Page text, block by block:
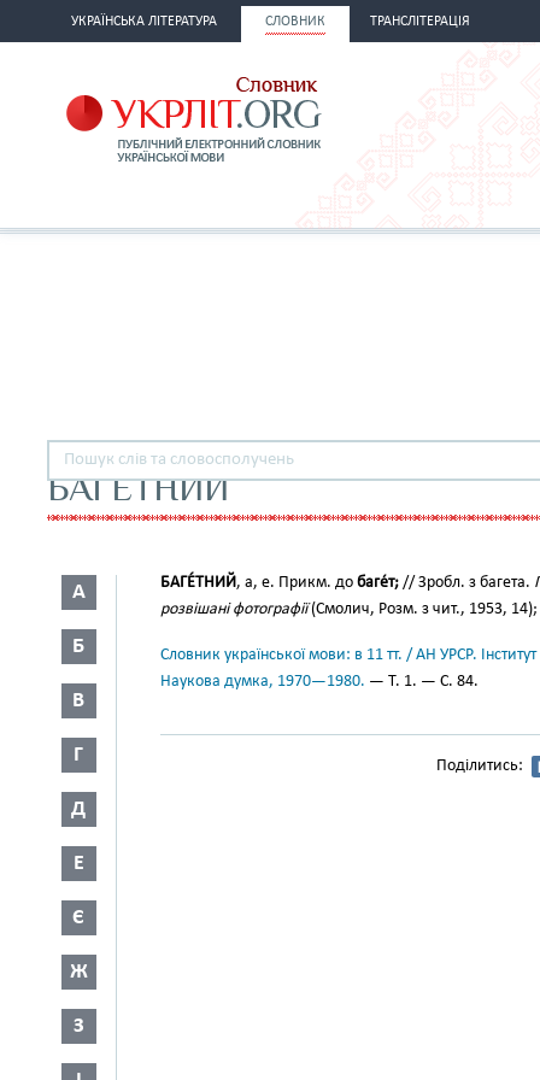
УКРАЇНСЬКА ЛІТЕРАТУРА СЛОВНИК ТРАНСЛІТЕРАЦІЯ
БАГЕТНИЙ
А
Б
В
Г
Д
Е
Є
Ж
З
БАГЕ́ТНИЙ, а, е. Прикм. до баге́т; // Зробл. з багета.
розвішані фотографії(Смолич, Розм. з чит., 1953,
Словник української мови: в 11 тт. / АН УРСР.
Наукова думка, 1970—1980. — Т. 1. — С. 84.
Поділитись: